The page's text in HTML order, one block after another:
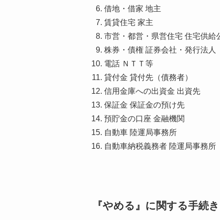
借地・借家 地主
賃貸住宅 家主
市営・都営・県営住宅 住宅供給
株券・債権 証券会社・発行法人
電話 ＮＴＴ等
貸付金 貸付先（債務者）
信用金庫への出資金 出資先
保証金 保証金の預け先
預貯金の口座 金融機関
自動車 陸運局事務所
自動車納税義務者 陸運局事務所
『やめる』に関する手続き